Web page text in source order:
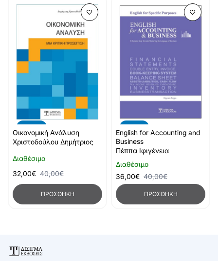
Διαθέσιμο
Οικονομική Ανάλυση
Χριστοδούλου Δημήτριος
32,00€ 40,00€
ΠΡΟΣΘΉΚΗ
Διαθέσιμο
English for Accounting and
Business
Πέππα Ιφιγένεια
36,00€ 40,00€
ΠΡΟΣΘΉΚΗ